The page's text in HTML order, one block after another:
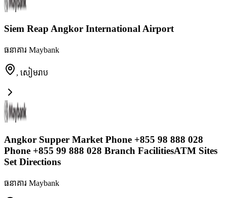
Siem Reap Angkor International Airport
ធនាគារ Maybank
, សៀមរាប
Angkor Supper Market Phone +855 98 888 028
Phone +855 99 888 028 Branch FacilitiesATM Sites
Set Directions
ធនាគារ Maybank